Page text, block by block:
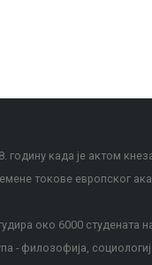
годину када је актом
токове европског
око 6000 студената
- филозофија,